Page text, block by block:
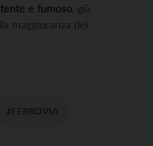
e fumoso , già
maggioranza dei
#FERROVIA